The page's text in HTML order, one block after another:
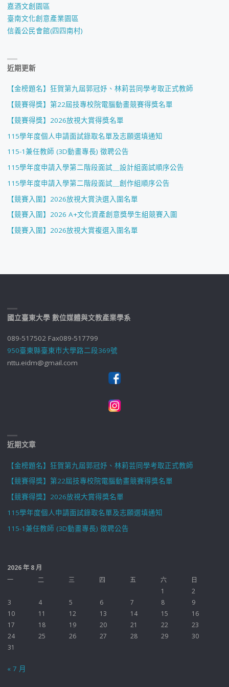
嘉酒文創園區
臺南文化創意產業園區
信義公民會館(四四南村)
近期更新
【金榜題名】狂賀第九屆郭冠妤、林莉芸同學考取正式教師
【競賽得獎】第22屆技專校院電腦動畫競賽得獎名單
【競賽得獎】2026放視大賞得獎名單
115學年度個人申請面試錄取名單及志願選填通知
115-1兼任教師 (3D動畫專長) 徵聘公告
115學年度申請入學第二階段面試＿設計組面試順序公告
115學年度申請入學第二階段面試＿創作組順序公告
【競賽入圍】2026放視大賞決選入圍名單
【競賽入圍】2026 A+文化資產創意獎學生組競賽入圍
【競賽入圍】2026放視大賞複選入圍名單
國立臺東大學 數位媒體與文教產業學系
089-517502 Fax089-517799
950臺東縣臺東市大學路二段369號
nttu.eidm@gmail.com
近期文章
【金榜題名】狂賀第九屆郭冠妤、林莉芸同學考取正式教師
【競賽得獎】第22屆技專校院電腦動畫競賽得獎名單
【競賽得獎】2026放視大賞得獎名單
115學年度個人申請面試錄取名單及志願選填通知
115-1兼任教師 (3D動畫專長) 徵聘公告
2026 年 8 月
一
二 三 四 五 六
日
1
2
3
4 5 6 7 8
9
10
11 12 13 14 15
16
17
18 19 20 21 22
23
24
25 26 27 28 29
30
31
« 7 月